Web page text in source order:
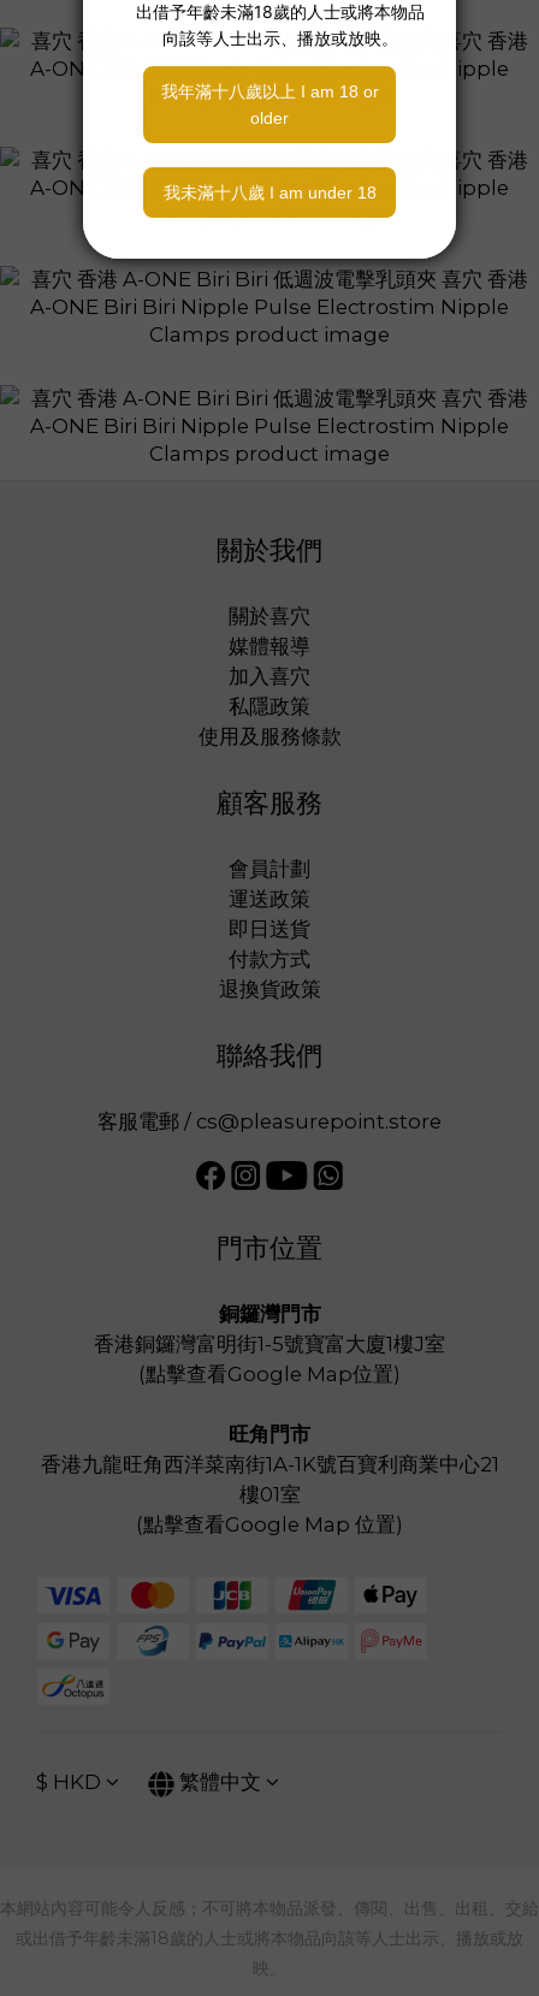
關於我們
關於喜穴
媒體報導
加入喜穴
私隱政策
使用及服務條款
顧客服務
會員計劃
運送政策
即日送貨
付款方式
退換貨政策
聯絡我們
客服電郵 / cs@pleasurepoint.store
門市位置
銅鑼灣門市
香港銅鑼灣富明街1-5號寶富大廈1樓J室
(點擊查看Google Map位置)
旺角門市
香港九龍旺角西洋菜南街1A-1K號百寶利商業中心21
樓01室
(點擊查看Google Map 位置)
$ HKD 繁體中文
本網站內容可能令人反感；不可將本物品派發、傳閱、出售、出租、交給
或出借予年齡未滿18歲的人士或將本物品向該等人士出示、播放或放
映。